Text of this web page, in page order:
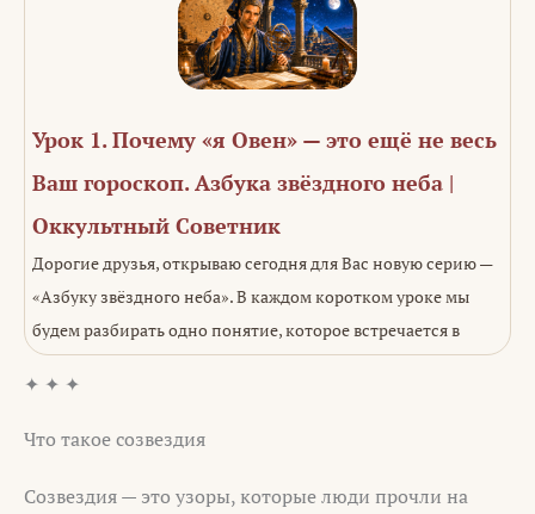
Урок 1. Почему «я Овен» — это ещё не весь
Ваш гороскоп. Азбука звёздного неба |
Оккультный Советник
Дорогие друзья, открываю сегодня для Вас новую серию —
«Азбуку звёздного неба». В каждом коротком уроке мы
будем разбирать одно понятие, которое встречается в
✦ ✦ ✦
Что такое созвездия
Созвездия — это узоры, которые люди прочли на